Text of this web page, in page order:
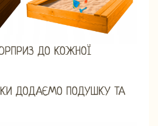
ДО КОЖНОЇ
ДОДАЄМО ПОДУШКУ ТА